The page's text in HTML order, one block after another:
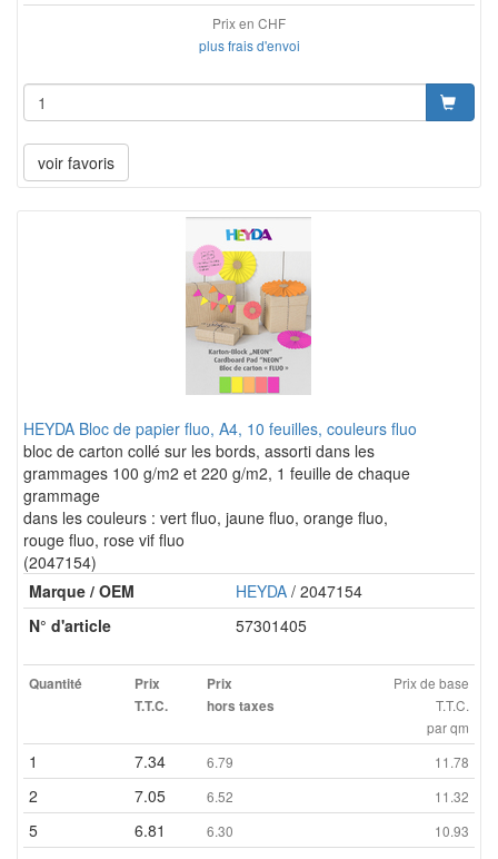
Prix en CHF
plus frais d'envoi
voir favoris
HEYDA Bloc de papier fluo, A4, 10 feuilles, couleurs fluo
bloc de carton collé sur les bords, assorti dans les
grammages 100 g/m2 et 220 g/m2, 1 feuille de chaque
grammage
dans les couleurs : vert fluo, jaune fluo, orange fluo,
rouge fluo, rose vif fluo
(2047154)
Marque / OEM
HEYDA / 2047154
N° d'article
57301405
Quantité
Prix
T.T.C.
Prix
hors taxes
Prix de base
T.T.C.
par qm
1 7.34 6.79 11.78
2 7.05 6.52 11.32
5 6.81 6.30 10.93